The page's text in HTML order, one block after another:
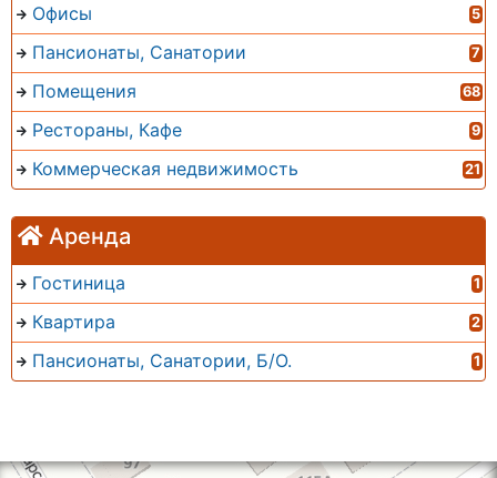
Офисы 5
Пансионаты, Санатории 7
Помещения 68
Рестораны, Кафе 9
Коммерческая недвижимость 21
Аренда
Гостиница 1
Квартира 2
Пансионаты, Санатории, Б/О. 1